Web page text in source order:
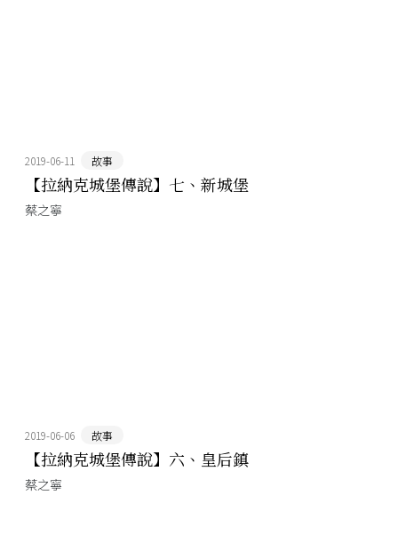
2019-06-11 故事
【拉納克城堡傳說】七、新城堡
蔡之寧
2019-06-06 故事
【拉納克城堡傳說】六、皇后鎮
蔡之寧